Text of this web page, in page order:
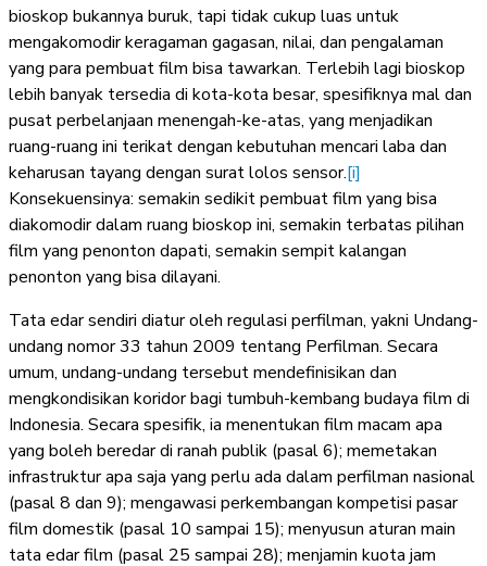
bioskop bukannya buruk, tapi tidak cukup luas untuk
mengakomodir keragaman gagasan, nilai, dan pengalaman
yang para pembuat film bisa tawarkan. Terlebih lagi bioskop
lebih banyak tersedia di kota-kota besar, spesifiknya mal dan
pusat perbelanjaan menengah-ke-atas, yang menjadikan
ruang-ruang ini terikat dengan kebutuhan mencari laba dan
keharusan tayang dengan surat lolos sensor.[i]
Konsekuensinya: semakin sedikit pembuat film yang bisa
diakomodir dalam ruang bioskop ini, semakin terbatas pilihan
film yang penonton dapati, semakin sempit kalangan
penonton yang bisa dilayani.
Tata edar sendiri diatur oleh regulasi perfilman, yakni Undang-
undang nomor 33 tahun 2009 tentang Perfilman. Secara
umum, undang-undang tersebut mendefinisikan dan
mengkondisikan koridor bagi tumbuh-kembang budaya film di
Indonesia. Secara spesifik, ia menentukan film macam apa
yang boleh beredar di ranah publik (pasal 6); memetakan
infrastruktur apa saja yang perlu ada dalam perfilman nasional
(pasal 8 dan 9); mengawasi perkembangan kompetisi pasar
film domestik (pasal 10 sampai 15); menyusun aturan main
tata edar film (pasal 25 sampai 28); menjamin kuota jam